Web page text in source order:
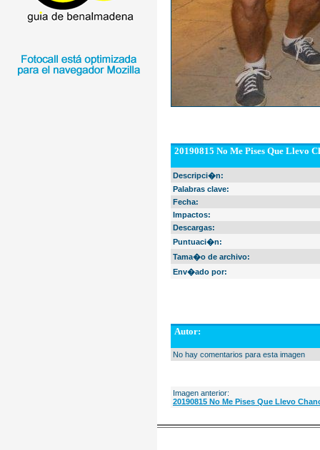
20190815 No Me Pises Que Llevo
Descripci�n:
Palabras clave:
Fecha:
Impactos:
Descargas:
Puntuaci�n:
Tama�o de archivo:
Env�ado por:
Autor:
No hay comentarios para esta imagen
Imagen anterior:
20190815 No Me Pises Que Llevo